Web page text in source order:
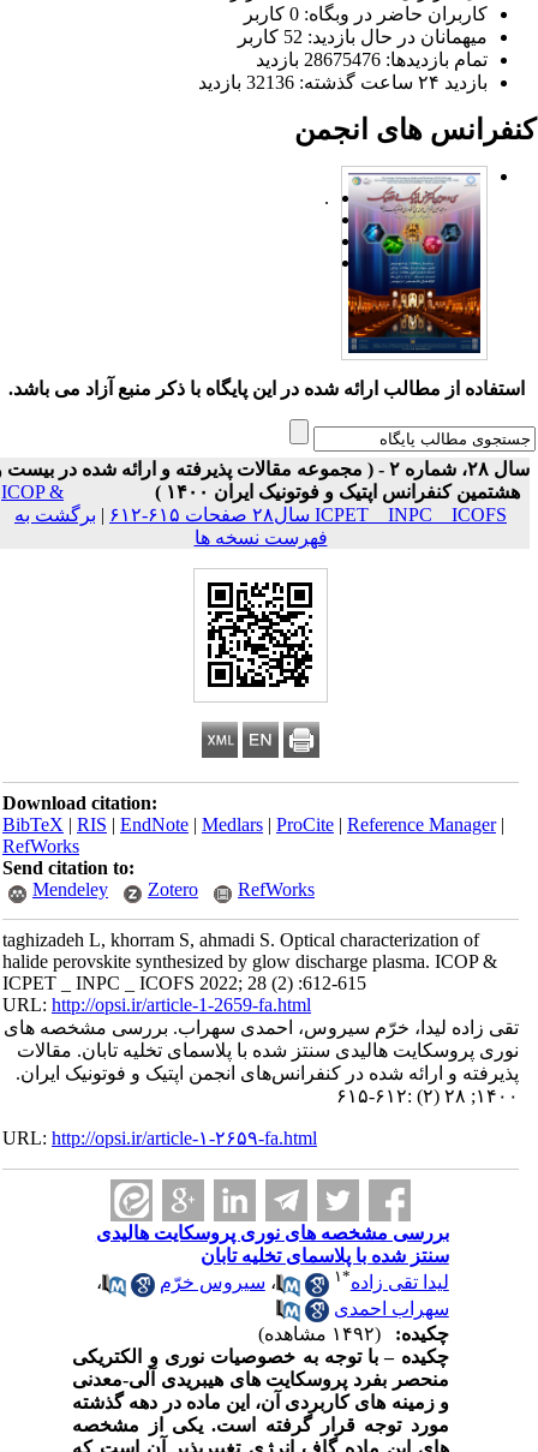
کاربران حاضر در وبگاه: 0 کاربر
میهمانان در حال بازدید: 52 کاربر
تمام بازدید‌ها: 28675476 بازدید
بازدید ۲۴ ساعت گذشته: 32136 بازدید
های انجمن
.
استفاده از مطالب ارائه شده در این پایگاه با ذکر منبع آزاد می باشد.
سال ۲۸، شماره ۲ - ( مجموعه مقالات پذیرفته و ارائه شده در بیست و
هشتمین کنفرانس اپتیک و فوتونیک ایران ۱۴۰۰ )
ICOP &
ICPET _ INPC _ ICOFS سال۲۸ صفحات ۶۱۵-۶۱۲
| برگشت به
فهرست نسخه ها
Download citation:
BibTeX|RIS|EndNote|Medlars|ProCite|Reference Manager
RefWorks
Send citation to:
Mendeley
Zotero RefWorks
taghizadeh L, khorram S, ahmadi S. Optical characterization of
halide perovskite synthesized by glow discharge plasma. ICOP &
ICPET _ INPC _ ICOFS 2022; 28 (2) :612-615
URL:http://opsi.ir/article-1-2659-fa.html
تقی زاده لیدا، خرّم سیروس، احمدی سهراب. بررسی مشخصه های
نوری پروسکایت هالیدی سنتز شده با پلاسمای تخلیه تابان. مقالات
پذیرفته و ارائه شده در کنفرانس‌های انجمن اپتیک و فوتونیک ایران.
۱۴۰۰; ۲۸ (۲) :۶۱۲-۶۱۵
URL:http://opsi.ir/article-۱-۲۶۵۹-fa.html
بررسی مشخصه های نوری پروسکایت هالیدی
سنتز شده با پلاسمای تخلیه تابان
لیدا تقی زاده* ۱ ،سیروس خرّم
،
سهراب احمدی
چکیده:
چکیده– با توجه به خصوصیات نوری و الکتریکی
منحصر بفرد پروسکایت های هیبریدی آلی-معدنی
و زمینه های کاربردی آن، این ماده در دهه گذشته
مورد توجه قرار گرفته است. یکی از مشخصه
های این ماده گاف انرژی تغییرپذیر آن است که